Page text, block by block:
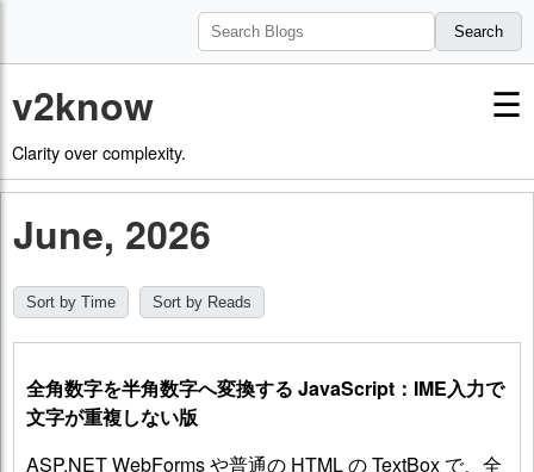
Search
v2know
Clarity over complexity.
☰
June, 2026
Sort by Time Sort by Reads
全角数字を半角数字へ変換する JavaScript：IME入力で
文字が重複しない版
ASP.NET WebForms や普通の HTML の TextBox で、全